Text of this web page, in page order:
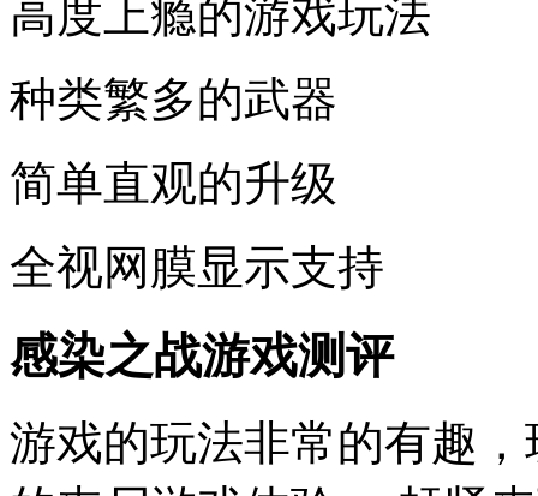
高度上瘾的游戏玩法
种类繁多的武器
简单直观的升级
全视网膜显示支持
感染之战游戏测评
游戏的玩法非常的有趣